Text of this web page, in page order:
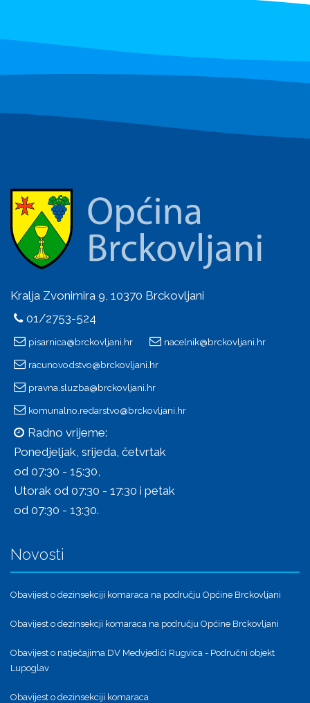
Kralja Zvonimira 9, 10370 Brckovljani
01/2753-524
pisarnica@brckovljani.hr nacelnik@brckovljani.hr
racunovodstvo@brckovljani.hr
pravna.sluzba@brckovljani.hr
komunalno.redarstvo@brckovljani.hr
Radno vrijeme:
Ponedjeljak, srijeda, četvrtak
od 07:30 - 15:30,
Utorak od 07:30 - 17:30 i petak
od 07:30 - 13:30.
Novosti
Obavijest o dezinsekciji komaraca na području Općine Brckovljani
Obavijest o dezinsekcji komaraca na području Općine Brckovljani
Obavijest o natječajima DV Medvjedići Rugvica - Područni objekt
Lupoglav
Obavijest o dezinsekciji komaraca